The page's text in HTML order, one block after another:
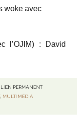
woke avec
l’OJIM) :
David
LIEN PERMANENT
MULTIMÉDIA